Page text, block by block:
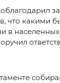
что какими
в